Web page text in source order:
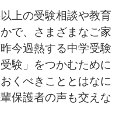
上の受験相談や教育
で、さまざまなご家
今過熱する中学受験
験」をつかむために
くべきこととはなに
保護者の声も交えな